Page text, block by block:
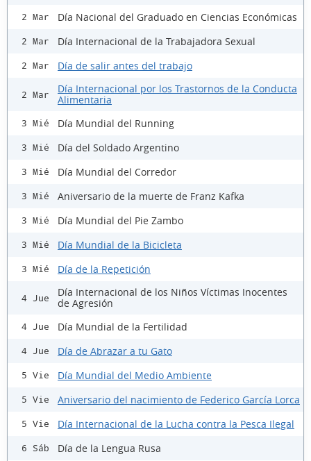
2 Mar Día Nacional del Graduado en Ciencias Económicas
2 Mar Día Internacional de la Trabajadora Sexual
2 Mar Día de salir antes del trabajo
2 Mar
Día Internacional por los Trastornos de la Conducta
Alimentaria
3 Mié Día Mundial del Running
3 Mié Día del Soldado Argentino
3 Mié Día Mundial del Corredor
3 Mié Aniversario de la muerte de Franz Kafka
3 Mié Día Mundial del Pie Zambo
3 Mié Día Mundial de la Bicicleta
3 Mié Día de la Repetición
4 Jue
Día Internacional de los Niños Víctimas Inocentes
de Agresión
4 Jue Día Mundial de la Fertilidad
4 Jue Día de Abrazar a tu Gato
5 Vie Día Mundial del Medio Ambiente
5 Vie Aniversario del nacimiento de Federico García Lorca
5 Vie Día Internacional de la Lucha contra la Pesca Ilegal
6 Sáb Día de la Lengua Rusa